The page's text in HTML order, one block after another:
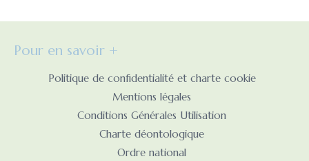
Pour en savoir +
Politique de confidentialité et charte cookie
Mentions légales
Conditions Générales Utilisation
Charte déontologique
Ordre national